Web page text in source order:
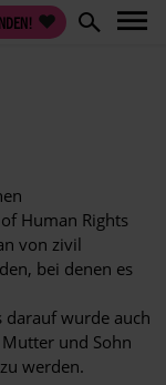
Human Rights
von zivil
bei denen es
darauf wurde auch
und Sohn
werden.